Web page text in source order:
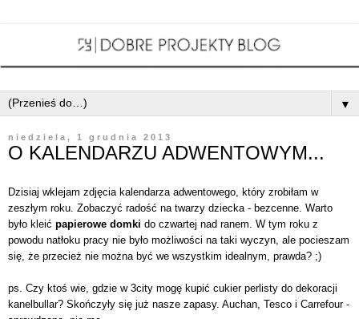
▼
niedziela, 1 grudnia 2013
O KALENDARZU ADWENTOWYM...
Dzisiaj wklejam zdjęcia kalendarza adwentowego, który zrobiłam w
zeszłym roku. Zobaczyć radość na twarzy dziecka - bezcenne. Warto
było kleić papierowe domki do czwartej nad ranem. W tym roku z
powodu natłoku pracy nie było możliwości na taki wyczyn, ale pocieszam
się, że przecież nie można być we wszystkim idealnym, prawda? ;)
ps. Czy ktoś wie, gdzie w 3city mogę kupić cukier perlisty do dekoracji
kanelbullar? Skończyły się już nasze zapasy. Auchan, Tesco i Carrefour -